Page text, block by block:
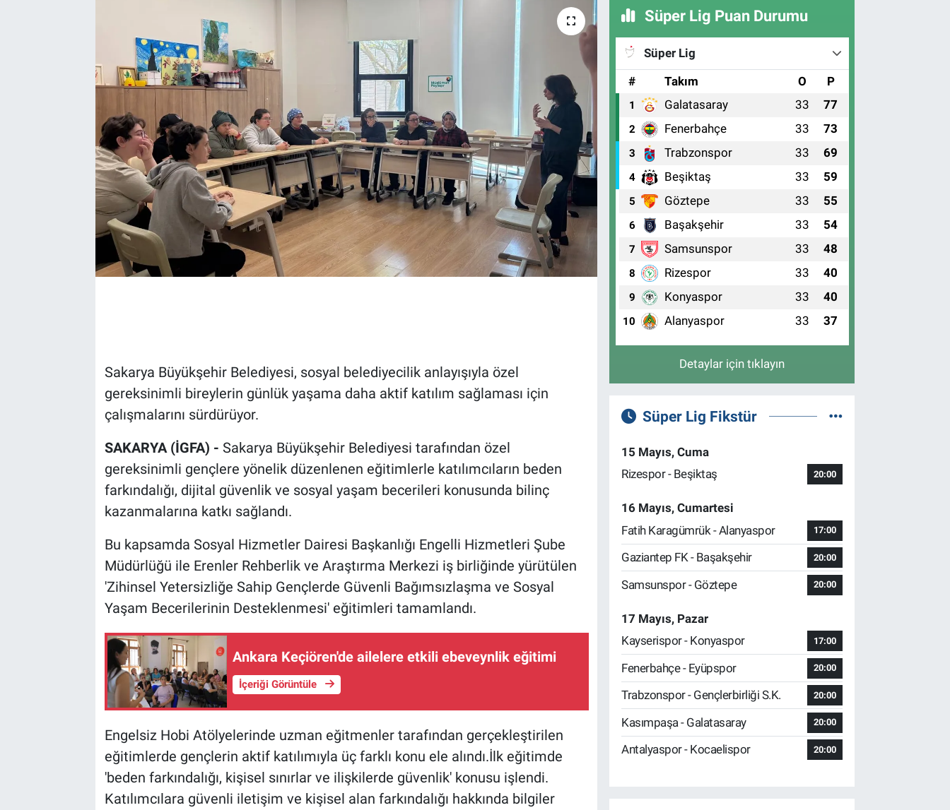
Sakarya Büyükşehir Belediyesi, sosyal belediyecilik anlayışıyla özel
gereksinimli bireylerin günlük yaşama daha aktif katılım sağlaması için
çalışmalarını sürdürüyor.
SAKARYA (İGFA) - Sakarya Büyükşehir Belediyesi tarafından özel
gereksinimli gençlere yönelik düzenlenen eğitimlerle katılımcıların beden
farkındalığı, dijital güvenlik ve sosyal yaşam becerileri konusunda bilinç
kazanmalarına katkı sağlandı.
Bu kapsamda Sosyal Hizmetler Dairesi Başkanlığı Engelli Hizmetleri Şube
Müdürlüğü ile Erenler Rehberlik ve Araştırma Merkezi iş birliğinde yürütülen
'Zihinsel Yetersizliğe Sahip Gençlerde Güvenli Bağımsızlaşma ve Sosyal
Yaşam Becerilerinin Desteklenmesi' eğitimleri tamamlandı.
Ankara Keçiören'de ailelere etkili ebeveynlik eğitimi
İçeriği Görüntüle
Engelsiz Hobi Atölyelerinde uzman eğitmenler tarafından gerçekleştirilen
eğitimlerde gençlerin aktif katılımıyla üç farklı konu ele alındı.İlk eğitimde
'beden farkındalığı, kişisel sınırlar ve ilişkilerde güvenlik' konusu işlendi.
Katılımcılara güvenli iletişim ve kişisel alan farkındalığı hakkında bilgiler
Süper Lig Puan Durumu
Süper Lig
#
Takım O P
1 Galatasaray 33 77
2 Fenerbahçe 33 73
3 Trabzonspor 33 69
4 Beşiktaş 33 59
5 Göztepe 33 55
6 Başakşehir 33 54
7 Samsunspor 33 48
8 Rizespor 33 40
9 Konyaspor 33 40
10 Alanyaspor 33 37
Detaylar için tıklayın
Süper Lig Fikstür
15 Mayıs, Cuma
Rizespor - Beşiktaş
20:00
16 Mayıs, Cumartesi
Fatih Karagümrük - Alanyaspor
17:00
Gaziantep FK - Başakşehir 20:00
Samsunspor - Göztepe 20:00
17 Mayıs, Pazar
Kayserispor - Konyaspor
17:00
Fenerbahçe - Eyüpspor 20:00
Trabzonspor - Gençlerbirliği S.K. 20:00
Kasımpaşa - Galatasaray 20:00
Antalyaspor - Kocaelispor 20:00